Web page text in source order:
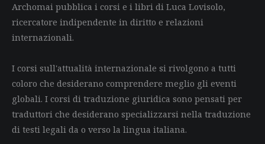
Archomai pubblica i corsi e i libri di Luca Lovisolo,
ricercatore indipendente in diritto e relazioni
internazionali.
I corsi sull'attualità internazionale si rivolgono a tutti
coloro che desiderano comprendere meglio gli eventi
globali. I corsi di traduzione giuridica sono pensati per
traduttori che desiderano specializzarsi nella traduzione
di testi legali da o verso la lingua italiana.